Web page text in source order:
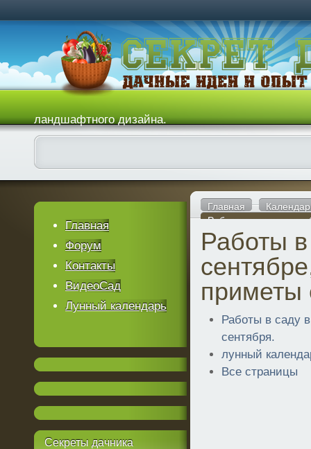
ландшафтного дизайна.
Главная
Работы в саду в
Работы
приметы
Работы в саду
сентября.
лунный
Все страницы
Главная
Форум
Контакты
ВидеоСад
Лунный календарь
Секреты дачника